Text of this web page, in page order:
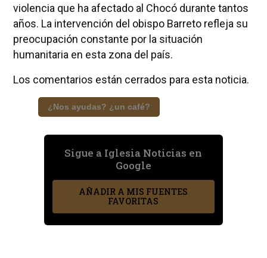
violencia que ha afectado al Chocó durante tantos
años. La intervención del obispo Barreto refleja su
preocupación constante por la situación
humanitaria en esta zona del país.
Los comentarios están cerrados para esta noticia.
¿Nos ayudas? ¿un café?
Sigue a Iglesia Noticias en
Google
AÑADIR A MIS FUENTES
FAVORITAS